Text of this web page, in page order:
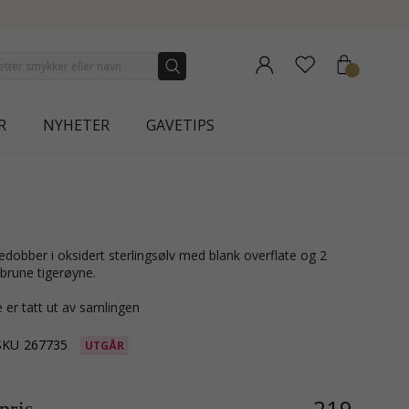
NYHETER GAVETIPS
tigerøyne.
er tatt ut av samlingen
267735 UTGÅR